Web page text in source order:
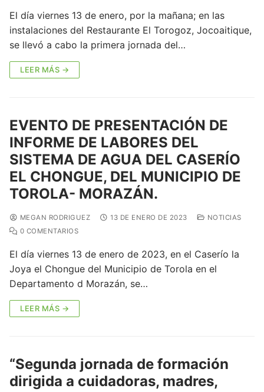
El día viernes 13 de enero, por la mañana; en las
instalaciones del Restaurante El Torogoz, Jocoaitique,
se llevó a cabo la primera jornada del…
LEER MÁS →
EVENTO DE PRESENTACIÓN DE
INFORME DE LABORES DEL
SISTEMA DE AGUA DEL CASERÍO
EL CHONGUE, DEL MUNICIPIO DE
TOROLA- MORAZÁN.
MEGAN RODRIGUEZ 13 DE ENERO DE 2023
NOTICIAS
0 COMENTARIOS
El día viernes 13 de enero de 2023, en el Caserío la
Joya el Chongue del Municipio de Torola en el
Departamento d Morazán, se…
LEER MÁS →
“Segunda jornada de formación
dirigida a cuidadoras, madres,